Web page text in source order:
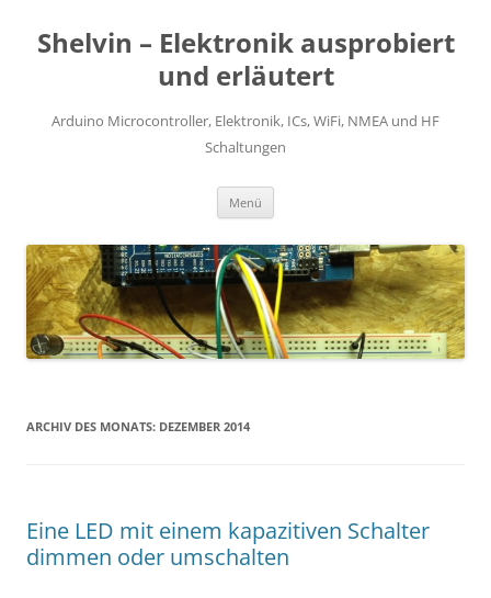
springen
Shelvin – Elektronik ausprobiert
und erläutert
Arduino Microcontroller, Elektronik, ICs, WiFi, NMEA und HF
Schaltungen
Menü
ARCHIV DES MONATS: DEZEMBER 2014
Eine LED mit einem kapazitiven Schalter
dimmen oder umschalten